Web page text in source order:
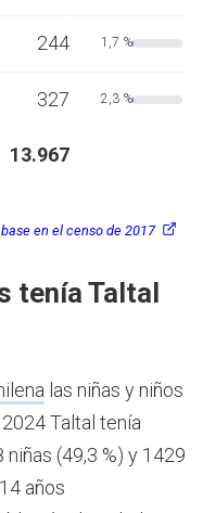
244 1,7 %
327 2,3 %
13.967
en el censo de 2017
tenía Taltal
las niñas y niños
2024 Taltal tenía
(49,3 %) y 1429
años